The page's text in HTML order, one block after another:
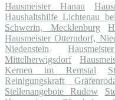
Hausmeister Hanau
Haushaltshilfe Lichtenau
Schwerin, Mecklenburg
Hausmeister Otterndorf,
Niedenstein
Mittelherwigsdorf
Kernen im Remstal
Reinigungskraft
Stellenangebote Rudow